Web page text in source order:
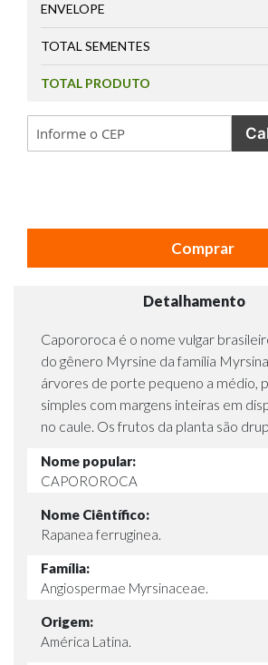
ENVELOPE
TOTAL SEMENTES
TOTAL PRODUTO
Comprar
Detalhamento
Capororoca é o nome vulgar
do gênero Myrsine da família
árvores de porte pequeno a médio,
simples com margens inteiras em
no caule. Os frutos da planta são
Nome popular:
CAPOROROCA
Nome Ciêntífico:
Rapanea ferruginea.
Família:
Angiospermae Myrsinaceae.
Origem:
América Latina.